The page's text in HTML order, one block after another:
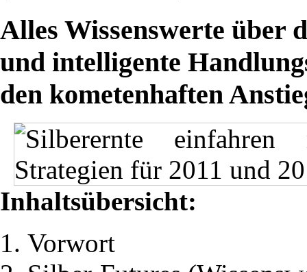
Alles Wissenswerte über
und intelligente
den kometenhaften
Inhaltsübersicht:
Vorwort